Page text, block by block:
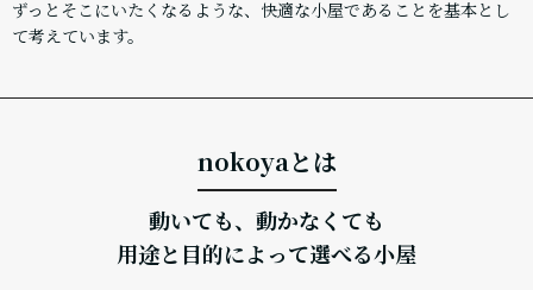
ずっとそこにいたくなるような、快適な小屋であることを基本とし
て考えています。
nokoyaとは
動いても、動かなくても
用途と目的によって選べる小屋